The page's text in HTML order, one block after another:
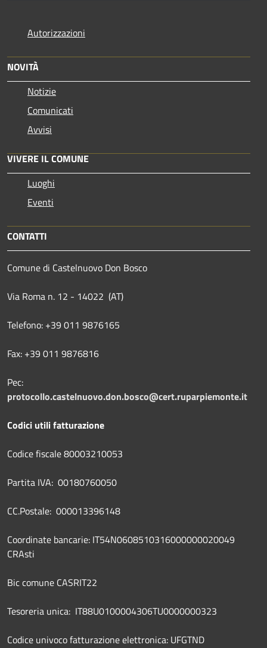
Autorizzazioni
NOVITÀ
Notizie
Comunicati
Avvisi
VIVERE IL COMUNE
Luoghi
Eventi
CONTATTI
Comune di Castelnuovo Don Bosco
Via Roma n. 12 - 14022 (AT)
Telefono: +39 011 9876165
Fax: +39 011 9876816
Pec:
protocollo.castelnuovo.don.bosco@cert.ruparpiemonte.it
Codici utili fatturazione
Codice fiscale 80003210053
Partita IVA: 00180760050
CC.Postale: 000013396148
Coordinate bancarie: IT54N0608510316000000020049
CRAsti
Bic comune CASRIT22
Tesoreria unica: IT88U0100004306TU0000000323
Codice univoco fatturazione elettronica: UFGTND